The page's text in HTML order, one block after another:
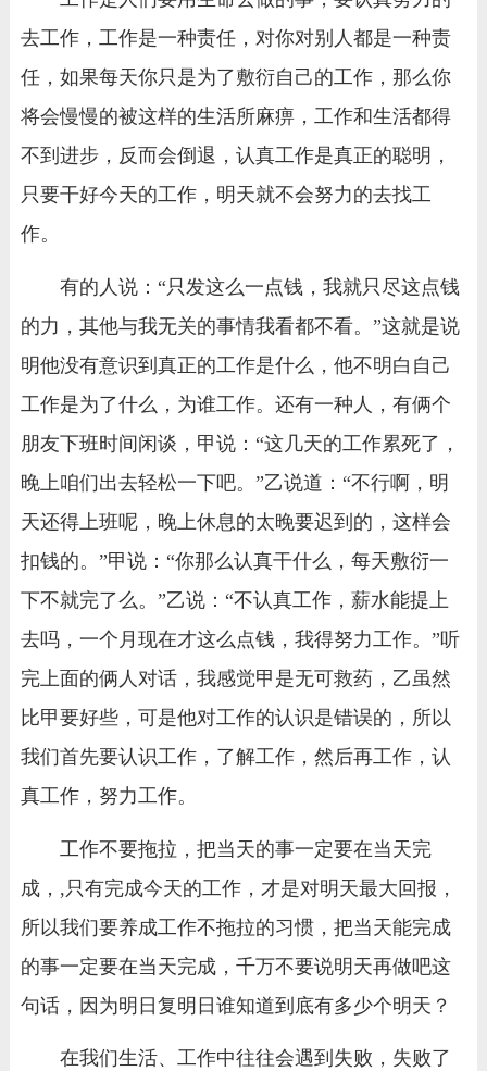
去工作，工作是一种责任，对你对别人都是一种责
任，如果每天你只是为了敷衍自己的工作，那么你
将会慢慢的被这样的生活所麻痹，工作和生活都得
不到进步，反而会倒退，认真工作是真正的聪明，
只要干好今天的工作，明天就不会努力的去找工
作。
有的人说：“只发这么一点钱，我就只尽这点钱
的力，其他与我无关的事情我看都不看。”这就是说
明他没有意识到真正的工作是什么，他不明白自己
工作是为了什么，为谁工作。还有一种人，有俩个
朋友下班时间闲谈，甲说：“这几天的工作累死了，
晚上咱们出去轻松一下吧。”乙说道：“不行啊，明
天还得上班呢，晚上休息的太晚要迟到的，这样会
扣钱的。”甲说：“你那么认真干什么，每天敷衍一
下不就完了么。”乙说：“不认真工作，薪水能提上
去吗，一个月现在才这么点钱，我得努力工作。”听
完上面的俩人对话，我感觉甲是无可救药，乙虽然
比甲要好些，可是他对工作的认识是错误的，所以
我们首先要认识工作，了解工作，然后再工作，认
真工作，努力工作。
工作不要拖拉，把当天的事一定要在当天完
成，,只有完成今天的工作，才是对明天最大回报，
所以我们要养成工作不拖拉的习惯，把当天能完成
的事一定要在当天完成，千万不要说明天再做吧这
句话，因为明日复明日谁知道到底有多少个明天？
在我们生活、工作中往往会遇到失败，失败了